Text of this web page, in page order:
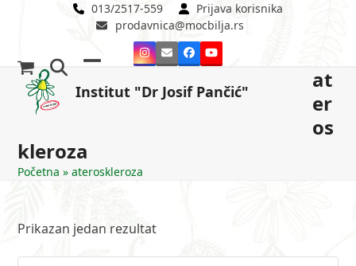
013/2517-559
Prijava korisnika
prodavnica@mocbilja.rs
Instagram
EmailFacebookYouTube
Institut "Dr Josif Pančić"
mobile
mobile
at
er
os
kleroza
Početna »ateroskleroza
Prikazan jedan rezultat